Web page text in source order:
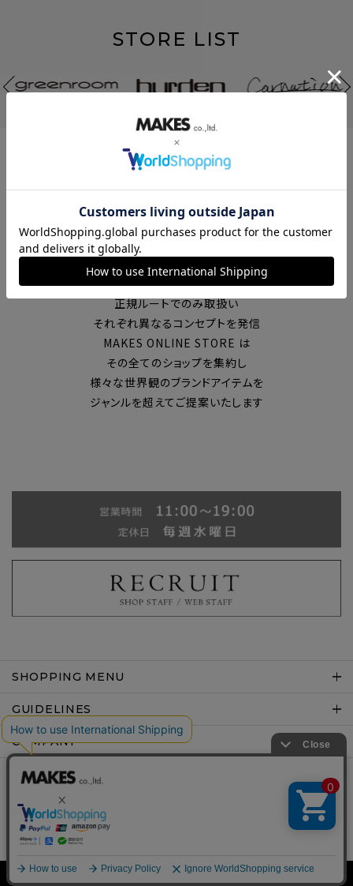
STORE LIST
富山の中心エリアで現在7店舗の
セレクトショップを展開
国内外のブランドを
正規ルートでのみ取扱い
それぞれ異なるコンセプトを発信
MAKES ONLINE STORE は
その全てのショップを集約し
様々な世界観のブランドアイテムを
ジャンルを超えてご提案いたします
SHOPPING MENU
GUIDELINES
COMPANY
Copyright © MAKES co.,ltd .All rights reserved